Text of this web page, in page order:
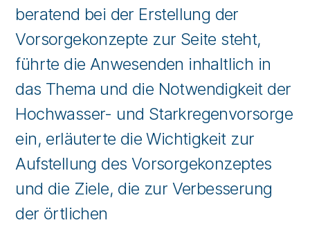
beratend bei der Erstellung der
Vorsorgekonzepte zur Seite steht,
führte die Anwesenden inhaltlich in
das Thema und die Notwendigkeit der
Hochwasser- und Starkregenvorsorge
ein, erläuterte die Wichtigkeit zur
Aufstellung des Vorsorgekonzeptes
und die Ziele, die zur Verbesserung
der örtlichen